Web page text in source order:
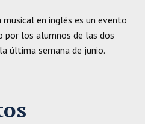
en inglés es un evento
por los alumnos de las dos
última semana de junio.